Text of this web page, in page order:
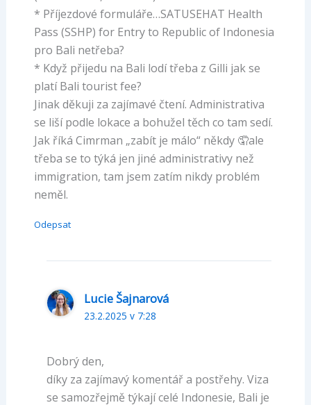
* Příjezdové formuláře…SATUSEHAT Health
Pass (SSHP) for Entry to Republic of Indonesia
pro Bali netřeba?
* Když přijedu na Bali lodí třeba z Gilli jak se
platí Bali tourist fee?
Jinak děkuji za zajímavé čtení. Administrativa
se liší podle lokace a bohužel těch co tam sedí.
Jak říká Cimrman „zabít je málo“ někdy 🤦ale
třeba se to týká jen jiné administrativy než
immigration, tam jsem zatím nikdy problém
neměl.
Odepsat
Lucie Šajnarová
23.2.2025 v 7:28
Dobrý den,
díky za zajímavý komentář a postřehy. Viza
se samozřejmě týkají celé Indonesie, Bali je